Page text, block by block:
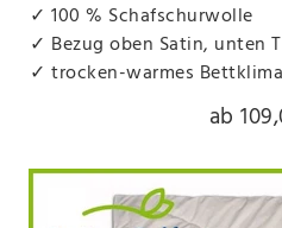
✓ 100 % Schafschurwolle
✓ Bezug oben Satin, unten
✓ trocken-warmes Bettklima
ab